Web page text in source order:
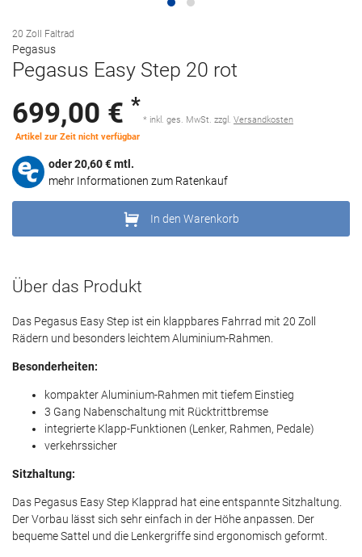
20 Zoll Faltrad
Pegasus
Pegasus Easy Step 20 rot
699,00 € *
* inkl. ges. MwSt. zzgl. Versandkosten
Artikel zur Zeit nicht verfügbar
oder20,60€ mtl.
mehr Informationen zum Ratenkauf
In den Warenkorb
Über das Produkt
Das Pegasus Easy Step ist ein klappbares Fahrrad mit 20 Zoll
Rädern und besonders leichtem Aluminium-Rahmen.
Besonderheiten:
kompakter Aluminium-Rahmen mit tiefem Einstieg
3 Gang Nabenschaltung mit Rücktrittbremse
integrierte Klapp-Funktionen (Lenker, Rahmen, Pedale)
verkehrssicher
Sitzhaltung:
Das Pegasus Easy Step Klapprad hat eine entspannte Sitzhaltung.
Der Vorbau lässt sich sehr einfach in der Höhe anpassen. Der
bequeme Sattel und die Lenkergriffe sind ergonomisch geformt.